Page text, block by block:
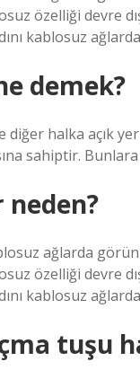
özelliği devre
kablosuz
demek?
diğer halka açık
sahiptir.
ağlarda
özelliği devre
kablosuz
tuşu